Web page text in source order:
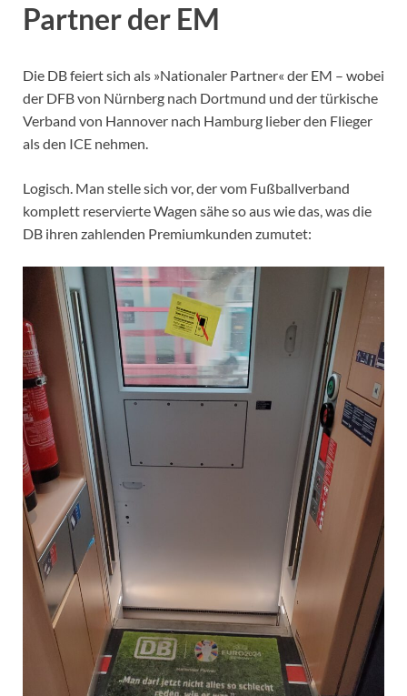
Partner der EM
Die DB feiert sich als »Nationaler Partner« der EM – wobei
der DFB von Nürnberg nach Dortmund und der türkische
Verband von Hannover nach Hamburg lieber den Flieger
als den ICE nehmen.
Logisch. Man stelle sich vor, der vom Fußballverband
komplett reservierte Wagen sähe so aus wie das, was die
DB ihren zahlenden Premiumkunden zumutet: